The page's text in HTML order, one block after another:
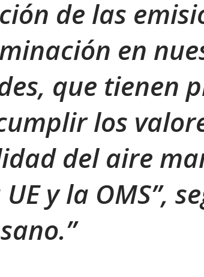
de las
en
que tienen
los
del aire
y la OMS”,